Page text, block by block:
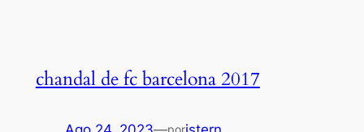
chandal de fc barcelona 2017
por